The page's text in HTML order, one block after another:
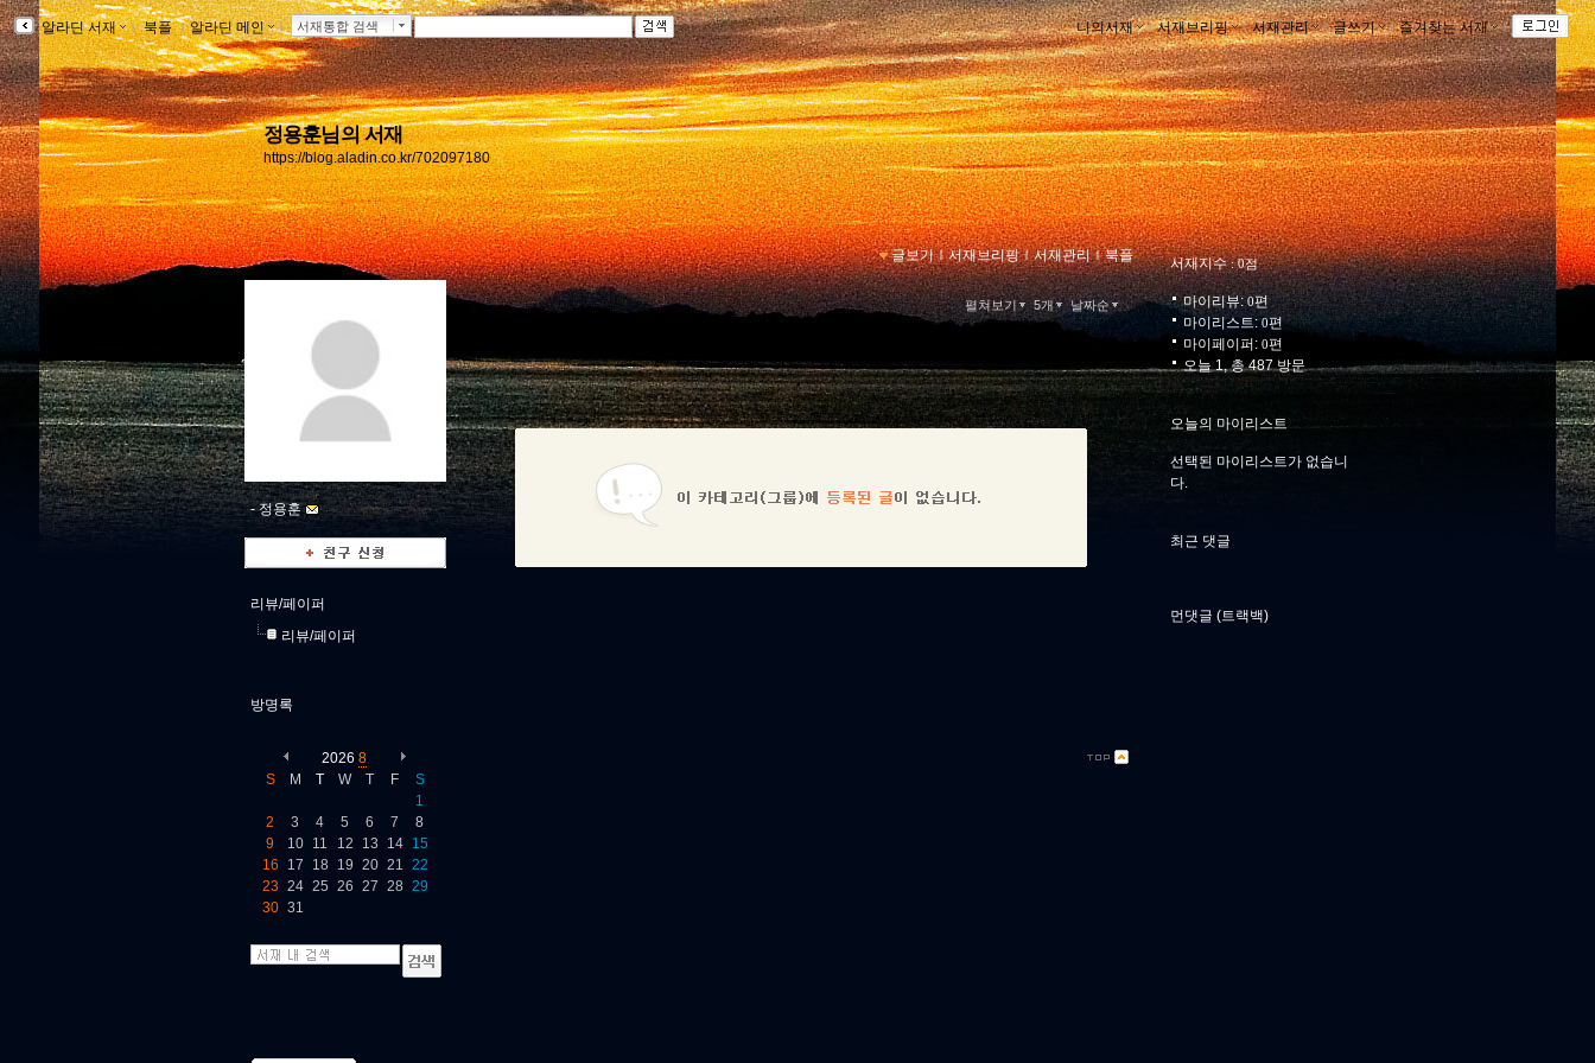
알라딘 서재 ｌ북플ｌ알라딘 메인 ｌ 서재통합 검색 나의서재 ｌ서재브리핑 ｌ서재관리 ｌ글쓰기 ｌ즐겨찾는 서재 ｌ
정용훈님의 서재
https://blog.aladin.co.kr/702097180
글보기ｌ서재브리핑ｌ서재관리ｌ북플
-정용훈
리뷰/페이퍼
리뷰/페이퍼
방명록
2026 8
S
M T W T F
S
1
2
3 4 5 6 7
8
9
10 11 12 13 14
15
16
17 18 19 20 21 22
23 24 25 26 27 28 29
30 31
펼쳐보기 5개 날짜순
서재지수: 0점
마이리뷰:0편
마이리스트:0편
마이페이퍼: 0편
오늘 1, 총 487 방문
오늘의 마이리스트
선택된 마이리스트가 없습니
다.
최근 댓글
먼댓글 (트랙백)